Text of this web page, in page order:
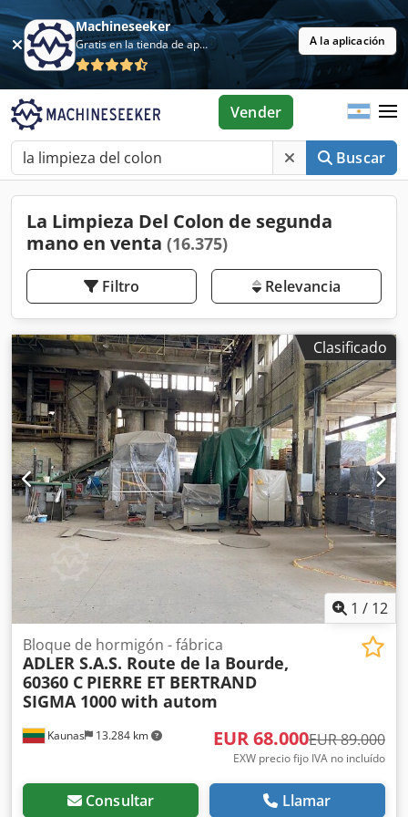
Machineseeker
Gratis en la tienda de aplicaciones A la aplicación
Buscar
Vender
La Limpieza Del Colon de segunda
mano en venta (16.375)
Filtro Relevancia
Clasificado
1 / 12
Kaunas 13.284 km
Bloque de hormigón - fábrica
ADLER S.A.S. Route de la Bourde,
60360 C PIERRE ET BERTRAND
SIGMA 1000 with autom
EUR 68.000EUR 89.000
EXW precio fijo IVA no incluído
Consultar Llamar